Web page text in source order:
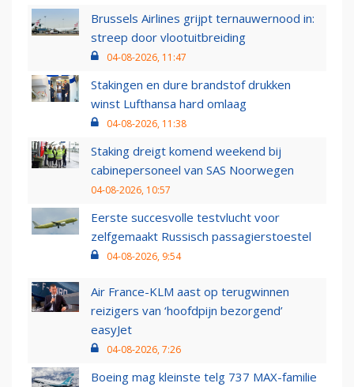
Brussels Airlines grijpt ternauwernood in:
streep door vlootuitbreiding
04-08-2026, 11:47
Stakingen en dure brandstof drukken
winst Lufthansa hard omlaag
04-08-2026, 11:38
Staking dreigt komend weekend bij
cabinepersoneel van SAS Noorwegen
04-08-2026, 10:57
Eerste succesvolle testvlucht voor
zelfgemaakt Russisch passagierstoestel
04-08-2026, 9:54
Air France-KLM aast op terugwinnen
reizigers van ‘hoofdpijn bezorgend’
easyJet
04-08-2026, 7:26
Boeing mag kleinste telg 737 MAX-familie